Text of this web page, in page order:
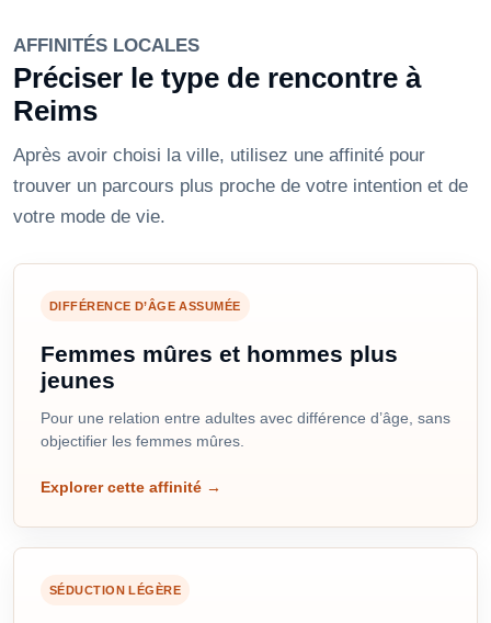
AFFINITÉS LOCALES
Préciser le type de rencontre à
Reims
Après avoir choisi la ville, utilisez une affinité pour
trouver un parcours plus proche de votre intention et de
votre mode de vie.
DIFFÉRENCE D’ÂGE ASSUMÉE
Femmes mûres et hommes plus
jeunes
Pour une relation entre adultes avec différence d’âge, sans
objectifier les femmes mûres.
Explorer cette affinité →
SÉDUCTION LÉGÈRE